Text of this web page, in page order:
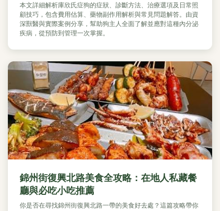
本文詳細解析庫欣氏症狗的症狀、診斷方法、治療選項及日常照
顧技巧，包含費用估算、藥物副作用解析與常見問題解答。由資
深獸醫與實際案例分享，幫助狗主人全面了解並應對這種內分泌
疾病，從預防到管理一次掌握。
錦州街復興北路美食全攻略：在地人私藏餐
廳與必吃小吃推薦
你是否在尋找錦州街復興北路一帶的美食好去處？這篇攻略帶你